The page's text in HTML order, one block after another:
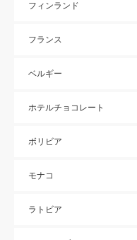
フィンランド
フランス
ベルギー
ホテルチョコレート
ボリビア
モナコ
ラトビア